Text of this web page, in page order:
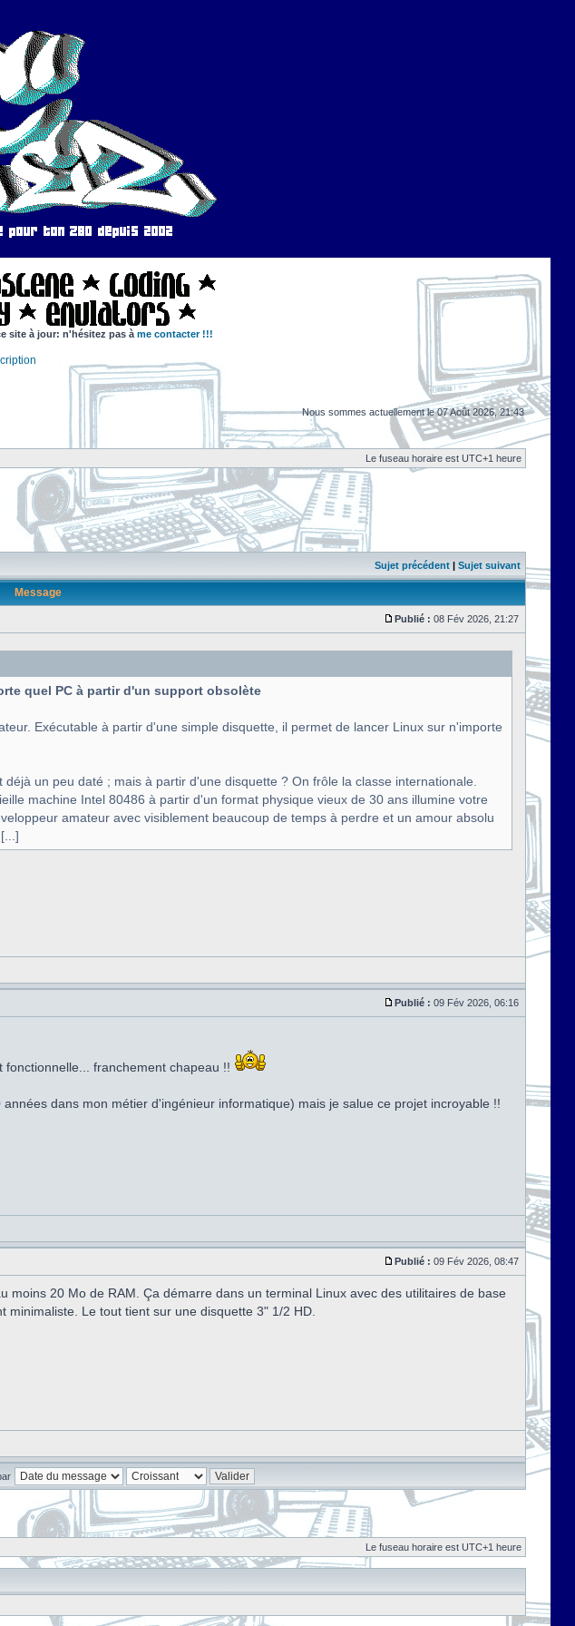
site à jour: n'hésitez pas à me contacter !!!
Nous sommes actuellement le 07 Août 2026, 21:43
Le fuseau horaire est UTC+1 heure
Sujet précédent | Sujet suivant
Message
Publié : 08 Fév 2026, 21:27
quel PC à partir d'un support obsolète
Exécutable à partir d'une simple disquette, il permet de lancer Linux sur n'importe
un peu daté ; mais à partir d'une disquette ? On frôle la classe internationale.
machine Intel 80486 à partir d'un format physique vieux de 30 ans illumine votre
amateur avec visiblement beaucoup de temps à perdre et un amour absolu
Publié : 09 Fév 2026, 06:16
franchement chapeau !!
dans mon métier d'ingénieur informatique) mais je salue ce projet incroyable !!
Publié : 09 Fév 2026, 08:47
20 Mo de RAM. Ça démarre dans un terminal Linux avec des utilitaires de base
Le tout tient sur une disquette 3" 1/2 HD.
Le fuseau horaire est UTC+1 heure